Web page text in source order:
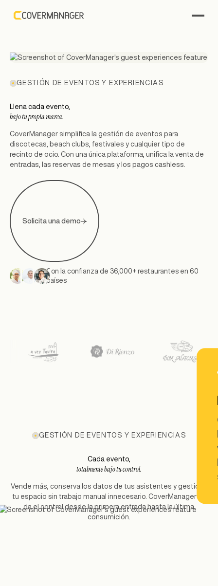
GESTIÓN DE EVENTOS Y EXPERIENCIAS
Llena cada evento,
bajo tu propia marca.
CoverManager simplifica la gestión de eventos para
discotecas, beach clubs, festivales y cualquier tipo de
recinto de ocio. Con una única plataforma, unifica la venta de
entradas, las reservas de mesas y los pagos cashless.
Solicita una demo
Con la confianza de 36,000+ restaurantes en 60
países
GESTIÓN DE EVENTOS Y EXPERIENCIAS
Cada evento,
totalmente bajo tu control.
Vende más, conserva los datos de tus asistentes y gestiona
tu espacio sin trabajo manual innecesario. CoverManager te
da el control desde la primera entrada hasta la última
consumición.